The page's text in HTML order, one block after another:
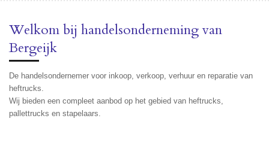
Welkom bij handelsonderneming van
Bergeijk
De handelsondernemer voor inkoop, verkoop, verhuur en reparatie van
heftrucks.
Wij bieden een compleet aanbod op het gebied van heftrucks,
pallettrucks en stapelaars.